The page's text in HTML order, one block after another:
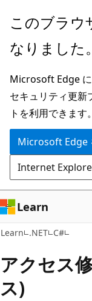
メ
ン
ン
テ
ン
ツ
に
ス
キ
ッ
プ
このブラウ
なりました。
Microsoft Edge に
セキュリティ更新
トを利用できます。
Microsoft Edge
Internet
Learn
Learn .NET C#
アクセス
ス)